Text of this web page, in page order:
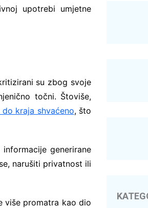
upotrebi umjetne
su zbog svoje
točni. Štoviše,
kraja shvaćeno, što
generirane
narušiti privatnost ili
više promatra kao dio